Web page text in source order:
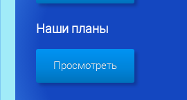
Наши планы
Просмотреть